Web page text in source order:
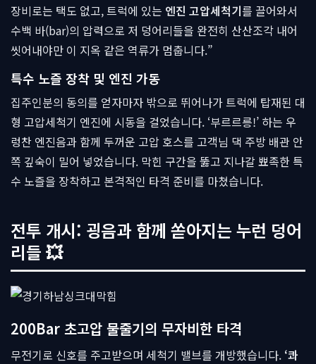
장비로는 택도 없고, 트럭에 있는 엔진 고압세척기를 끌어와서
수백 바(bar)의 압력으로 저 덩어리들을 완전히 산산조각 내어
씻어내야만 이 지옥 같은 역류가 멈춥니다.”
특수 노즐 장착 및 엔진 가동
집주인분의 동의를 얻자마자 밖으로 뛰어나가 트럭에 탑재된 대
형 고압세척기 엔진에 시동을 걸었습니다. ‘부르르릉!’ 하는 우
렁찬 엔진음과 함께 두꺼운 고압 호스를 고객님 댁 주방 배관 안
쪽 깊숙이 밀어 넣었습니다. 막힌 구간을 뚫고 지나갈 뾰족한 특
수 노즐을 장착하고 본격적인 타격 준비를 마쳤습니다.
전투 개시: 굉음과 함께 쏟아지는 누런 덩어
리들 💥
200Bar 초고압 물줄기의 무자비한 타격
무전기로 신호를 주고받으며 세척기 밸브를 개방했습니다. ‘콰